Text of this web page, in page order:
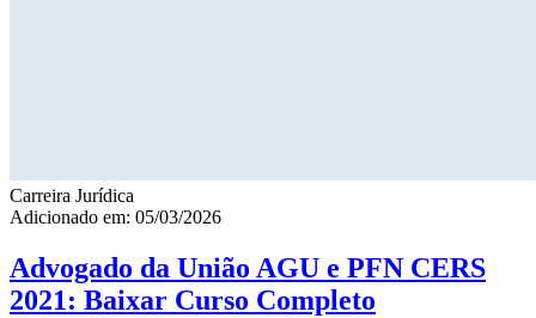
Carreira Jurídica
Adicionado em: 05/03/2026
Advogado da União AGU e PFN CERS
2021: Baixar Curso Completo